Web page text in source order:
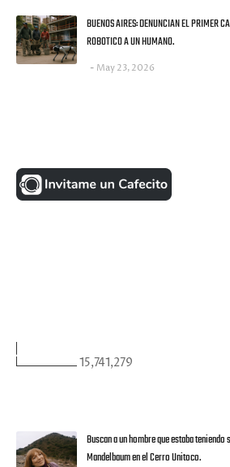
BUENOS AIRES: DENUNCIAN EL PRIMER
ROBOTICO A UN HUMANO.
May 23, 2026
15,741,279
Buscan a un hombre que estaba
Mandelbaum en el Cerro Unitoco.